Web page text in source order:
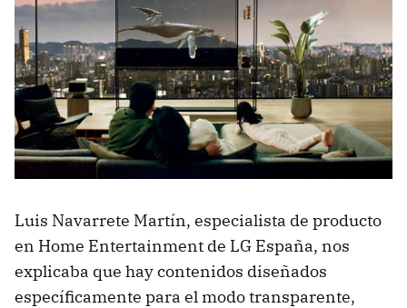
Luis Navarrete Martín, especialista de producto
en Home Entertainment de LG España, nos
explicaba que hay contenidos diseñados
específicamente para el modo transparente,